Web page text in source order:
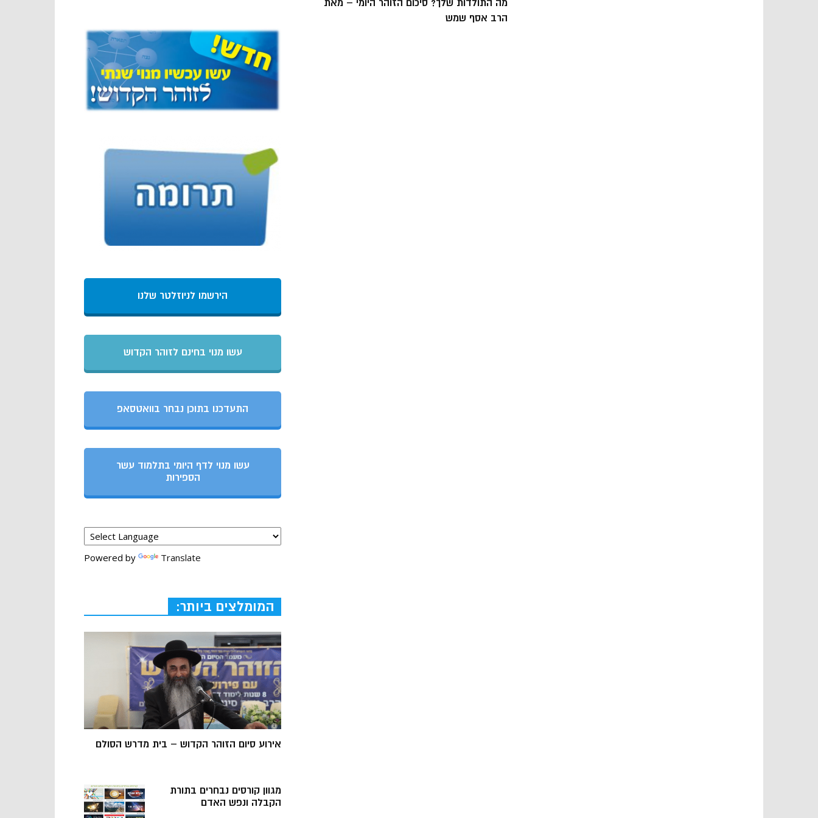
מה התולדות שלך? סיכום הזוהר היומי – מאת
הרב אסף שמש
הירשמו לניוזלטר שלנו
עשו מנוי בחינם לזוהר הקדוש
התעדכנו בתוכן נבחר בוואטסאפ
עשו מנוי לדף היומי בתלמוד עשר
הספירות
Powered by Translate
המומלצים ביותר:
אירוע סיום הזוהר הקדוש – בית מדרש הסולם
מגוון קורסים נבחרים בתורת
הקבלה ונפש האדם